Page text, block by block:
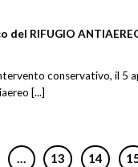
del RIFUGIO
conservativo, il 5
[...]
… 13 14